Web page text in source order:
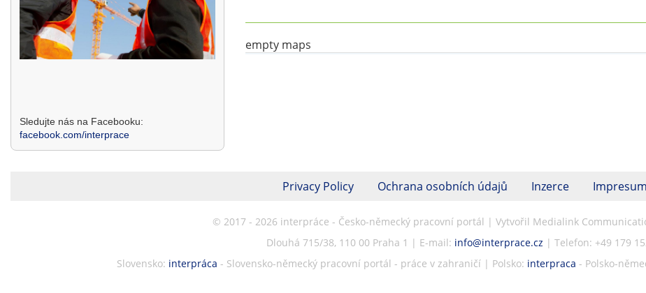
Sledujte nás na Facebooku:
facebook.com/interprace
empty maps
Privacy Policy Ochrana osobních údajů Inzerce Impresum
© 2017 - 2026 interpráce - Česko-německý pracovní portál | Vytvořil Medialink
Dlouhá 715/38, 110 00 Praha 1 | E-mail: info@interprace.cz | Telefon: +49 179
Slovensko: interpráca - Slovensko-německý pracovní portál - práce v zahraničí | Polsko: interpraca - Polsko-